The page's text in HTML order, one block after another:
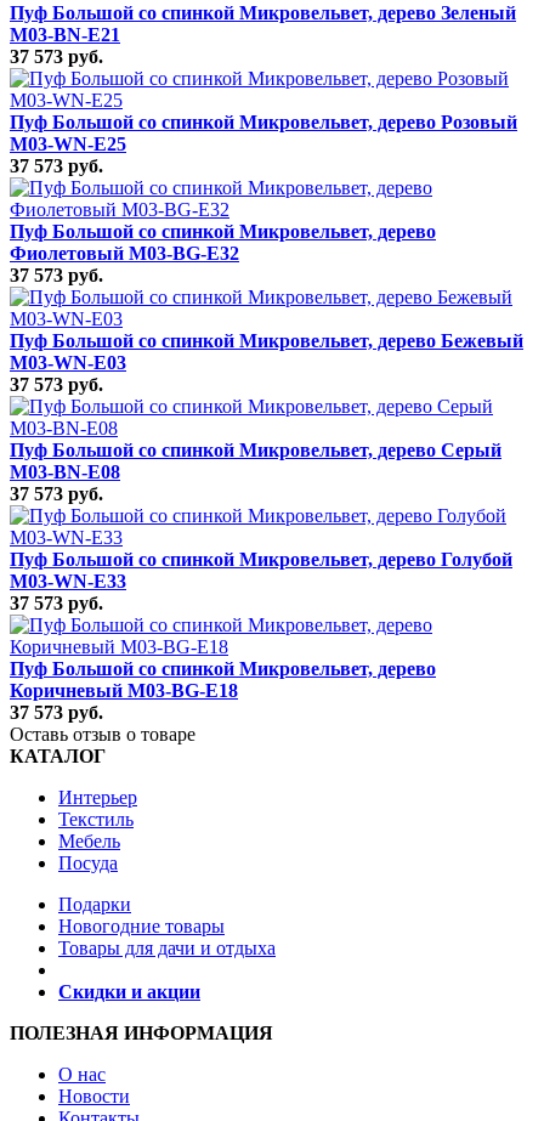
Пуф Большой со спинкой Микровельвет, дерево Зеленый
M03-BN-E21
37 573 руб.
Пуф Большой со спинкой Микровельвет, дерево Розовый
M03-WN-E25
37 573 руб.
Пуф Большой со спинкой Микровельвет, дерево
Фиолетовый M03-BG-E32
37 573 руб.
Пуф Большой со спинкой Микровельвет, дерево Бежевый
M03-WN-E03
37 573 руб.
Пуф Большой со спинкой Микровельвет, дерево Серый
M03-BN-E08
37 573 руб.
Пуф Большой со спинкой Микровельвет, дерево Голубой
M03-WN-E33
37 573 руб.
Пуф Большой со спинкой Микровельвет, дерево
Коричневый M03-BG-E18
37 573 руб.
Оставь отзыв о товаре
КАТАЛОГ
Интерьер
Текстиль
Мебель
Посуда
Подарки
Новогодние товары
Товары для дачи и отдыха
Скидки и акции
ПОЛЕЗНАЯ ИНФОРМАЦИЯ
О нас
Новости